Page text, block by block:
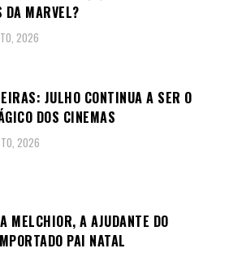
DA MARVEL?
2026
JULHO CONTINUA A SER O
DOS CINEMAS
2026
MELCHIOR, A AJUDANTE DO
PAI NATAL